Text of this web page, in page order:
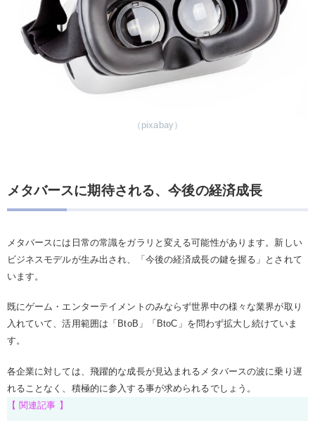
（pixabay）
メタバースに期待される、今後の経済成長
メタバースには日常の常識をガラリと変える可能性があります。新しい
ビジネスモデルが生み出され、「今後の経済成長の鍵を握る」とされて
います。
既にゲーム・エンターテイメントのみならず世界中の様々な業界が取り
入れていて、活用範囲は「BtoB」「BtoC」を問わず拡大し続けていま
す。
各企業に対しては、飛躍的な成長が見込まれるメタバースの波に乗り遅
れることなく、積極的に参入する事が求められるでしょう。
【 関連記事 】